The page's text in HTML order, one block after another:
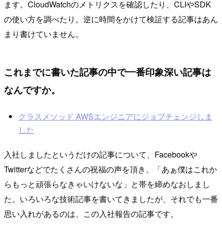
ます。CloudWatchのメトリクスを確認したり、CLIやSDK
の使い方を調べたり。逆に時間をかけて検証する記事はあん
まり書けていません。
これまでに書いた記事の中で一番印象深い記事は
なんですか。
クラスメソッド AWSエンジニアにジョブチェンジしま
した
入社しましたというだけの記事について、Facebookや
Twitterなどでたくさんの祝福の声を頂き、「あぁ僕はこれか
らもっと頑張らなきゃいけないな」と帯を締めなおしまし
た。いろいろな技術記事を書いてきましたが、それでも一番
思い入れがあるのは、この入社報告の記事です。